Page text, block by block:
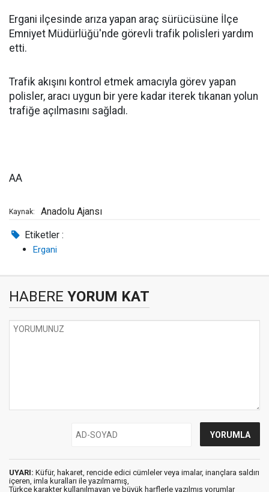
Ergani ilçesinde arıza yapan araç sürücüsüne İlçe
Emniyet Müdürlüğü'nde görevli trafik polisleri yardım
etti.
Trafik akışını kontrol etmek amacıyla görev yapan
polisler, aracı uygun bir yere kadar iterek tıkanan yolun
trafiğe açılmasını sağladı.
AA
Kaynak: Anadolu Ajansı
Etiketler :
Ergani
HABERE YORUM KAT
UYARI: Küfür, hakaret, rencide edici cümleler veya imalar, inançlara saldırı
içeren, imla kuralları ile yazılmamış,
Türkçe karakter kullanılmayan ve büyük harflerle yazılmış yorumlar